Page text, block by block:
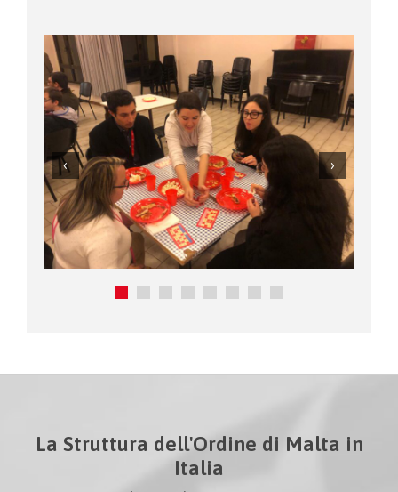
La Struttura dell'Ordine di Malta in
Italia